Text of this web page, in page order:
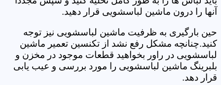
آنها را درون ماشین لباسشویی قرار دهید.
حین بارگیری به ظرفیت ماشین لباسشویی نیز توجه
کنید.چنانچه مشکل رفع نشد از تکنسین تعمیر ماشین
لباسشویی در راور بخواهید قطعات موجود در مخزن و
بلبرینگ ماشین لباسشویی را مورد بررسی و عیب یابی
قرار دهد.